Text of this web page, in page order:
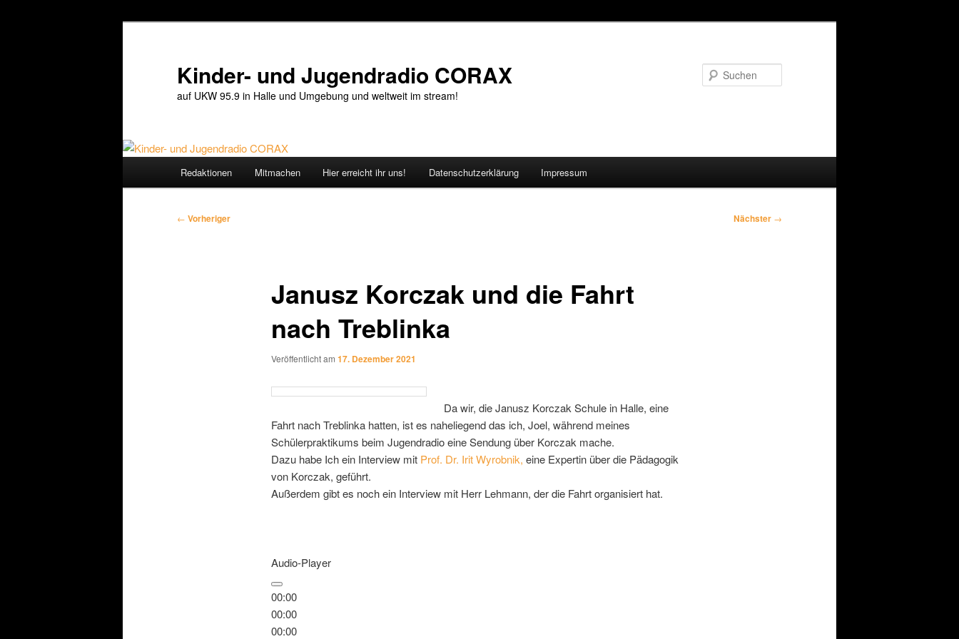
Kinder- und Jugendradio CORAX
auf UKW 95.9 in Halle und Umgebung und weltweit im stream!
Redaktionen Mitmachen Hier erreicht ihr uns! Datenschutzerklärung Impressum
Beitragsnavigation
← Vorheriger Nächster →
Janusz Korczak und die Fahrt
nach Treblinka
Veröffentlicht am 17. Dezember 2021
Da wir, die Janusz Korczak Schule in Halle, eine
Fahrt nach Treblinka hatten, ist es naheliegend das ich, Joel, während meines
Schülerpraktikums beim Jugendradio eine Sendung über Korczak mache.
Dazu habe Ich ein Interview mit Prof. Dr. Irit Wyrobnik, eine Expertin über die Pädagogik
von Korczak, geführt.
Außerdem gibt es noch ein Interview mit Herr Lehmann, der die Fahrt organisiert hat.
Audio-Player
00:00
00:00
00:00